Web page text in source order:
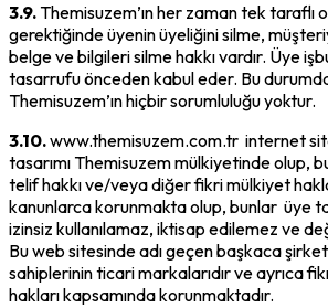
3.9.Themisuzem’ın her zaman tek taraflı
gerektiğinde üyenin üyeliğini silme,
belge ve bilgileri silme hakkı vardır. Üye
tasarrufu önceden kabul eder. Bu
Themisuzem’ın hiçbir sorumluluğu yoktur.
3.10.www.themisuzem.com.tr internet
tasarımı Themisuzem mülkiyetinde olup,
telif hakkı ve/veya diğer fikri mülkiyet
kanunlarca korunmakta olup, bunlar üye
izinsiz kullanılamaz, iktisap edilemez ve
Bu web sitesinde adı geçen başkaca
sahiplerinin ticari markalarıdır ve ayrıca
hakları kapsamında korunmaktadır.